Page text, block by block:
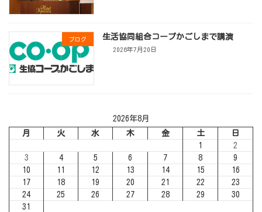
ブログ 生活協同組合コープかごしまで講演
2026年7月20日
2026年8月
月
火 水 木 金 土
日
1
2
3
4 5 6 7 8
9
10
11 12 13 14 15
16
17
18 19 20 21 22
23
24
25 26 27 28 29
30
31